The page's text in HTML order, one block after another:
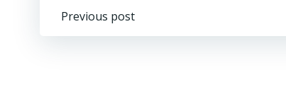
Beitragsnavigation
Previous post